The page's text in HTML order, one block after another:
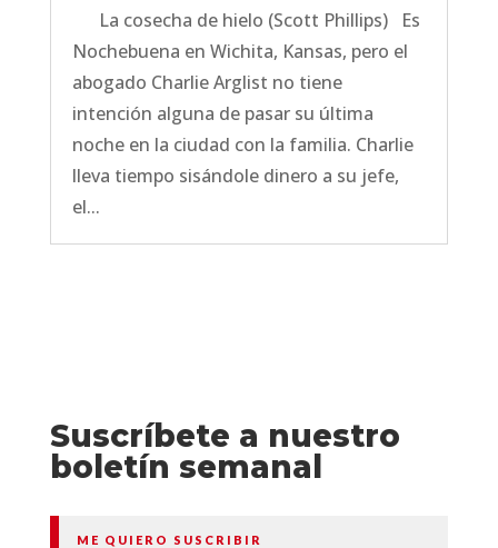
La cosecha de hielo (Scott Phillips) Es
Nochebuena en Wichita, Kansas, pero el
abogado Charlie Arglist no tiene
intención alguna de pasar su última
noche en la ciudad con la familia. Charlie
lleva tiempo sisándole dinero a su jefe,
el...
Suscríbete a nuestro
boletín semanal
ME QUIERO SUSCRIBIR